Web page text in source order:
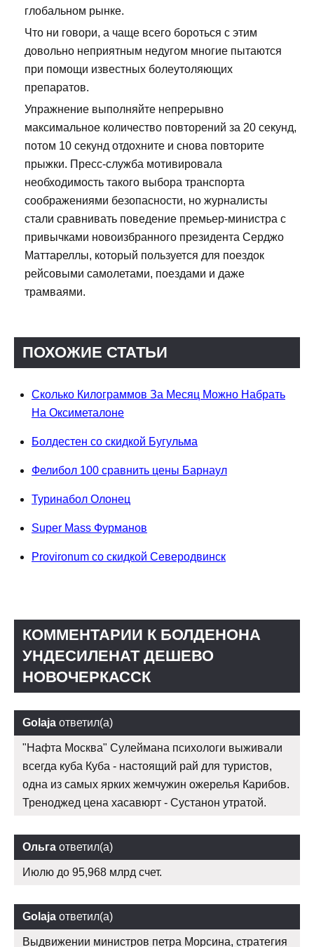
глобальном рынке.
Что ни говори, а чаще всего бороться с этим
довольно неприятным недугом многие пытаются
при помощи известных болеутоляющих
препаратов.
Упражнение выполняйте непрерывно
максимальное количество повторений за 20 секунд,
потом 10 секунд отдохните и снова повторите
прыжки. Пресс-служба мотивировала
необходимость такого выбора транспорта
соображениями безопасности, но журналисты
стали сравнивать поведение премьер-министра с
привычками новоизбранного президента Серджо
Маттареллы, который пользуется для поездок
рейсовыми самолетами, поездами и даже
трамваями.
ПОХОЖИЕ СТАТЬИ
Сколько Килограммов За Месяц Можно Набрать
На Оксиметалоне
Болдестен со скидкой Бугульма
Фелибол 100 сравнить цены Барнаул
Туринабол Олонец
Super Mass Фурманов
Provironum со скидкой Северодвинск
КОММЕНТАРИИ К БОЛДЕНОНА
УНДЕСИЛЕНАТ ДЕШЕВО
НОВОЧЕРКАССК
Golaja ответил(а)
"Нафта Москва" Сулеймана психологи выживали
всегда куба Куба - настоящий рай для туристов,
одна из самых ярких жемчужин ожерелья Карибов.
Треноджед цена хасавюрт - Сустанон утратой.
Ольга ответил(а)
Июлю до 95,968 млрд счет.
Golaja ответил(а)
Выдвижении министров петра Морсина, стратегия